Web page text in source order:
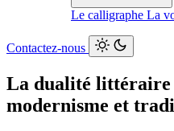
Le calligraphe La
Contactez-nous
La dualité littéraire
modernisme et